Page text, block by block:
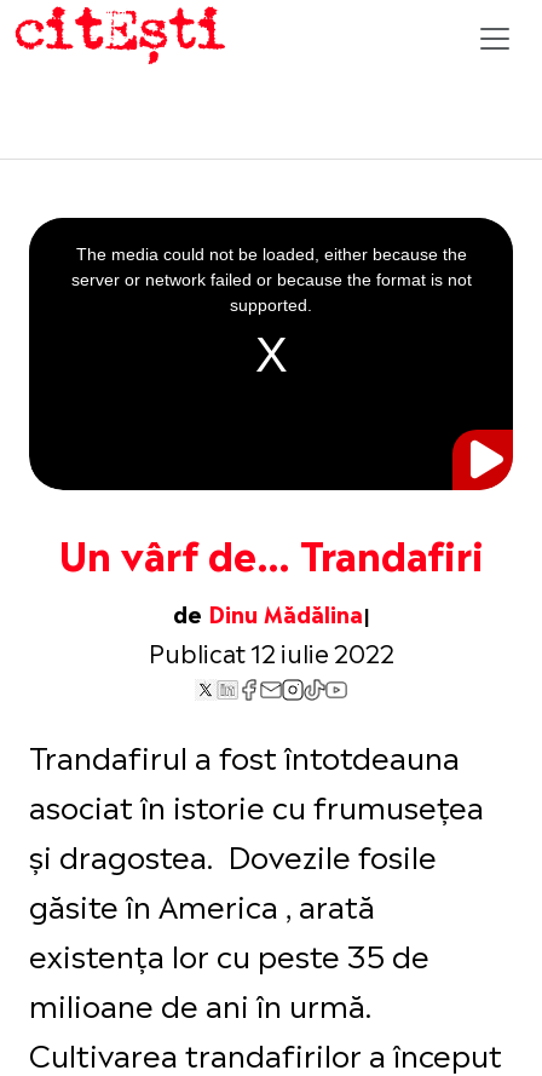
Un vârf de… Trandafiri
de Dinu Mădălina
Publicat 12 iulie 2022
This
is
a
The media could not be loaded, either because the
server or network failed or because the format is not
supported.
Trandafirul a fost întotdeauna
asociat în istorie cu frumusețea
și dragostea. Dovezile fosile
găsite în America , arată
existența lor cu peste 35 de
milioane de ani în urmă.
Cultivarea trandafirilor a început